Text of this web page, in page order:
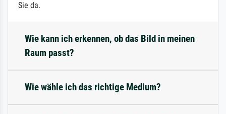
Sie da.
Wie kann ich erkennen, ob das Bild in meinen
Raum passt?
Wie wähle ich das richtige Medium?